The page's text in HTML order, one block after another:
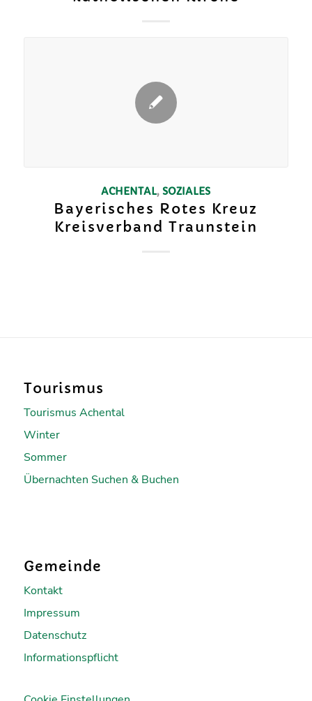
ACHENTAL,SOZIALES
Bayerisches Rotes Kreuz
Kreisverband Traunstein
Tourismus
Tourismus Achental
Winter
Sommer
Übernachten Suchen & Buchen
Gemeinde
Kontakt
Impressum
Datenschutz
Informationspflicht